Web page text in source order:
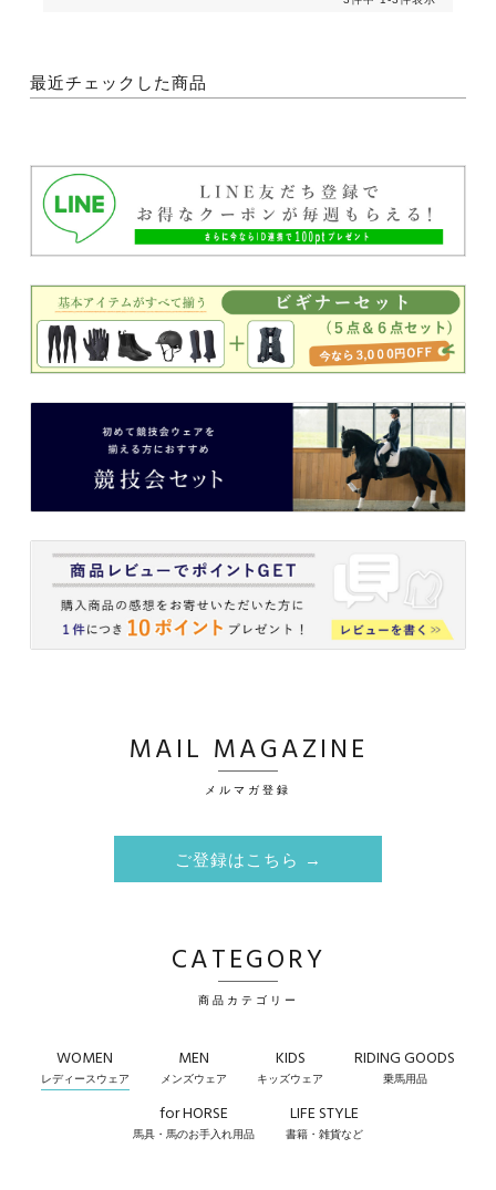
最近チェックした商品
MAIL MAGAZINE
メルマガ登録
ご登録はこちら →
CATEGORY
商品カテゴリー
WOMEN
レディースウェア
MEN
メンズウェア
KIDS
キッズウェア
RIDING GOODS
乗馬用品
for HORSE
馬具・馬のお手入れ用品
LIFE STYLE
書籍・雑貨など